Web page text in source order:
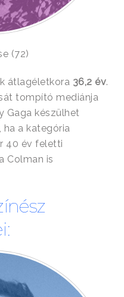
(72)
átlagéletkora 36,2 év.
tompító mediánja
Gaga készülhet
a kategória
40 év feletti
Colman is